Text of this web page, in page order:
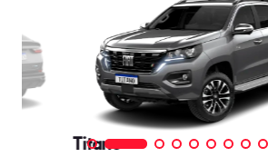
Titano